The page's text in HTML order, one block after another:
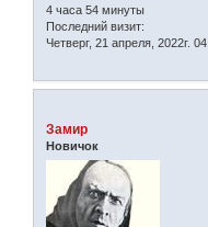
4 часа 54 минуты
Последний визит:
Четверг, 21 апреля, 2022г.
Замир
Новичок